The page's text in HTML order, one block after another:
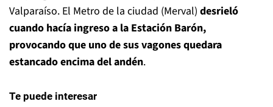
Valparaíso. El Metro de la ciudad (Merval) desrieló
cuando hacía ingreso a la Estación Barón,
provocando que uno de sus vagones quedara
estancado encima del andén.
Te puede interesar